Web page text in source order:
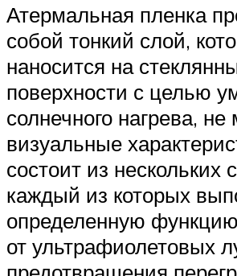
Атермальная пленка
собой тонкий слой,
наносится на
поверхности с целью
солнечного нагрева, не
визуальные
состоит из нескольких
каждый из которых
определенную
от ультрафиолетовых